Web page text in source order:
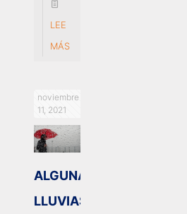
LEE
MÁS
noviembre
11, 2021
ALGUNAS
LLUVIAS